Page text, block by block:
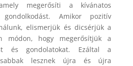
megerősíti a kívánatos
Amikor pozitív
elismerjük és dicsérjük a
módon, hogy megerősítjük a
és gondolatokat. Ezáltal a
lesznek újra és újra